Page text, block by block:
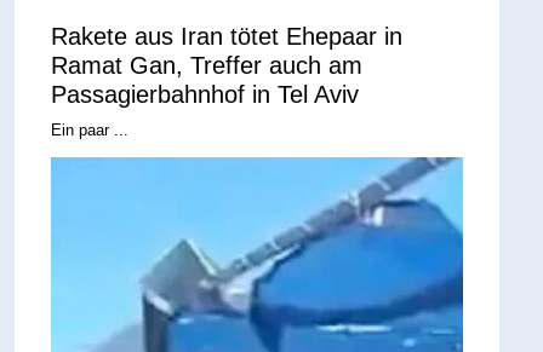
Rakete aus Iran tötet Ehepaar in
Ramat Gan, Treffer auch am
Passagierbahnhof in Tel Aviv
Ein paar ...